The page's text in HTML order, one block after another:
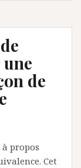
de
propos
Cet